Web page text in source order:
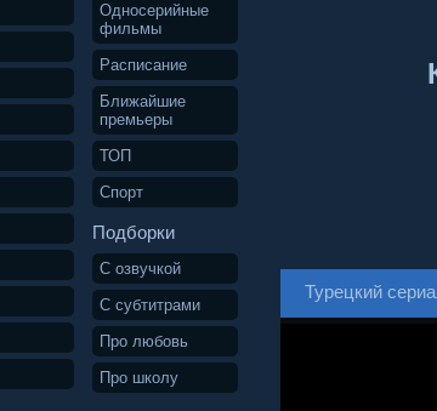
Односерийные
фильмы
Расписание
Ближайшие
премьеры
ТОП
Спорт
Подборки
С озвучкой
С субтитрами
Про любовь
Про школу
Турецкий